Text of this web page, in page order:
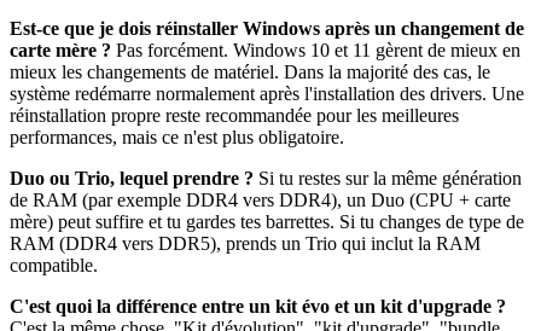
Est-ce que je dois réinstaller Windows après un changement de
carte mère ? Pas forcément. Windows 10 et 11 gèrent de mieux en
mieux les changements de matériel. Dans la majorité des cas, le
système redémarre normalement après l'installation des drivers. Une
réinstallation propre reste recommandée pour les meilleures
performances, mais ce n'est plus obligatoire.
Duo ou Trio, lequel prendre ? Si tu restes sur la même génération
de RAM (par exemple DDR4 vers DDR4), un Duo (CPU + carte
mère) peut suffire et tu gardes tes barrettes. Si tu changes de type de
RAM (DDR4 vers DDR5), prends un Trio qui inclut la RAM
compatible.
C'est quoi la différence entre un kit évo et un kit d'upgrade ?